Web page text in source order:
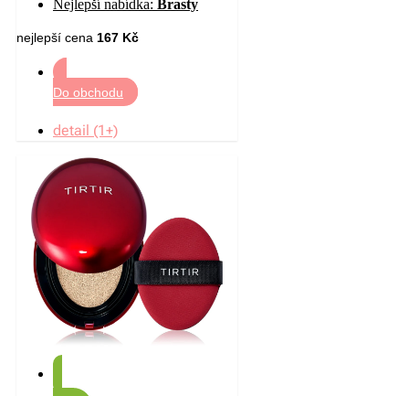
Nejlepší nabídka: Brasty
nejlepší cena 167 Kč
Do obchodu
detail (1+)